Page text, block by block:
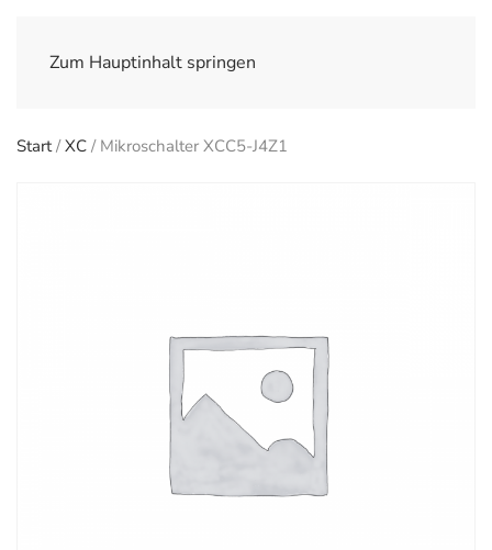
Zum Hauptinhalt springen
Start/XC / Mikroschalter XCC5-J4Z1